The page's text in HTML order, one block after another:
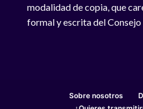
modalidad de copia, que
formal y escrita del
Sobre nosotros